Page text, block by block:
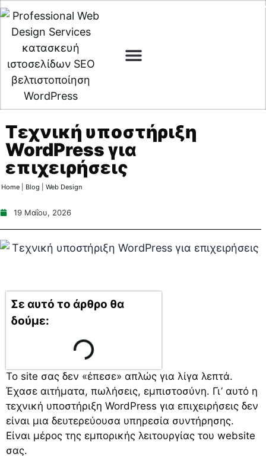
Τεχνική υποστήριξη
WordPress για
επιχειρήσεις
Home| Blog Web Design
19 Μαΐου, 2026
Σε αυτό το άρθρο θα
δούμε:
Το site σας δεν «έπεσε» απλώς για λίγα λεπτά.
Έχασε αιτήματα, πωλήσεις, εμπιστοσύνη. Γι’ αυτό η
τεχνική υποστήριξη WordPress για επιχειρήσεις δεν
είναι μια δευτερεύουσα υπηρεσία συντήρησης.
Είναι μέρος της εμπορικής λειτουργίας του website
σας.